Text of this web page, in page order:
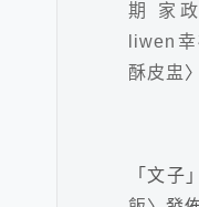
期 家
liwen
酥皮盅
「文子